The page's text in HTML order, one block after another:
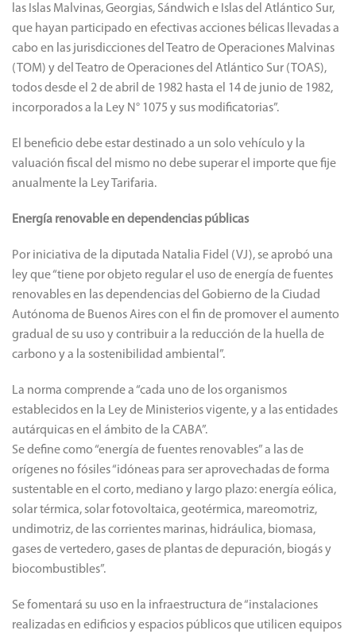
las Islas Malvinas, Georgias, Sándwich e Islas del Atlántico Sur,
que hayan participado en efectivas acciones bélicas llevadas a
cabo en las jurisdicciones del Teatro de Operaciones Malvinas
(TOM) y del Teatro de Operaciones del Atlántico Sur (TOAS),
todos desde el 2 de abril de 1982 hasta el 14 de junio de 1982,
incorporados a la Ley N° 1075 y sus modificatorias”.
El beneficio debe estar destinado a un solo vehículo y la
valuación fiscal del mismo no debe superar el importe que fije
anualmente la Ley Tarifaria.
Energía renovable en dependencias públicas
Por iniciativa de la diputada Natalia Fidel (VJ), se aprobó una
ley que “tiene por objeto regular el uso de energía de fuentes
renovables en las dependencias del Gobierno de la Ciudad
Autónoma de Buenos Aires con el fin de promover el aumento
gradual de su uso y contribuir a la reducción de la huella de
carbono y a la sostenibilidad ambiental”.
La norma comprende a “cada uno de los organismos
establecidos en la Ley de Ministerios vigente, y a las entidades
autárquicas en el ámbito de la CABA”.
Se define como “energía de fuentes renovables” a las de
orígenes no fósiles “idóneas para ser aprovechadas de forma
sustentable en el corto, mediano y largo plazo: energía eólica,
solar térmica, solar fotovoltaica, geotérmica, mareomotriz,
undimotriz, de las corrientes marinas, hidráulica, biomasa,
gases de vertedero, gases de plantas de depuración, biogás y
biocombustibles”.
Se fomentará su uso en la infraestructura de “instalaciones
realizadas en edificios y espacios públicos que utilicen equipos